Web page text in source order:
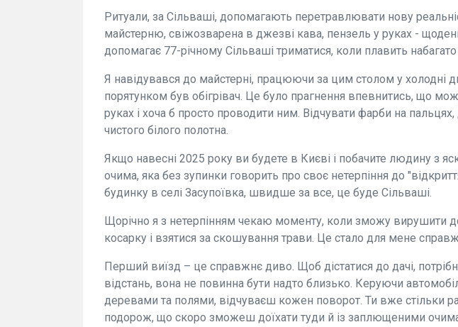
Ритуали, за Сільваші, допомагають перетравлювати нову
майстерню, свіжозварена в джезві кава, пензель у руках -
допомагає 77-річному Сільваші триматися, коли плавить
Я навідувався до майстерні, працюючи за цим столом у холодні
порятунком був обігрівач. Це було прагнення впевнитись, що
руках і хоча б просто проводити ним. Відчувати фарби на
чистого білого полотна.
Якщо навесні 2025 року ви будете в Києві і побачите людину з
очима, яка без зупинки говорить про своє нетерпіння до
будинку в селі Засупоївка, швидше за все, це буде Сільваші.
Щорічно я з нетерпінням чекаю моменту, коли зможу вирушити
косарку і взятися за скошування трави. Це стало для мене
Перший виїзд – це справжнє диво. Щоб дістатися до дачі,
відстань, вона не повинна бути надто близько. Керуючи
деревами та полями, відчуваєш кожен поворот. Ти вже стільки
подорож, що скоро зможеш доїхати туди й із заплющеними